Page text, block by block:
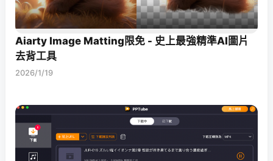
Aiarty Image Matting限免 - 史上最強精準AI圖片
去背工具
2026/1/19